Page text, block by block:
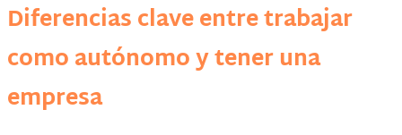
Diferencias clave entre trabajar
como autónomo y tener una
empresa